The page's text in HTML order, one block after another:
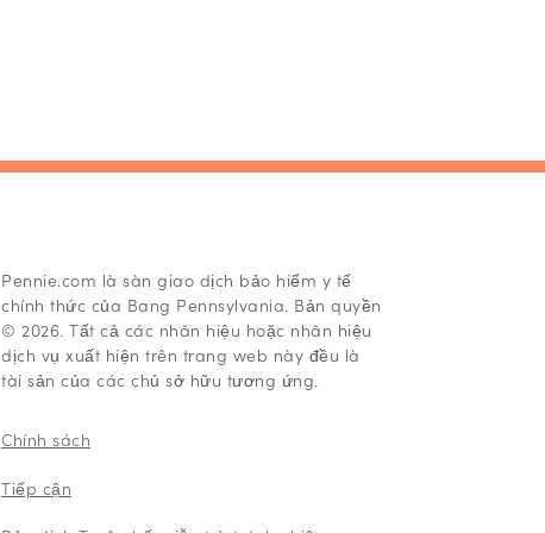
Pennie.com là sàn giao dịch bảo hiểm y tế
chính thức của Bang Pennsylvania. Bản quyền
© 2026. Tất cả các nhãn hiệu hoặc nhãn hiệu
dịch vụ xuất hiện trên trang web này đều là
tài sản của các chủ sở hữu tương ứng.
Chính sách
Tiếp cận